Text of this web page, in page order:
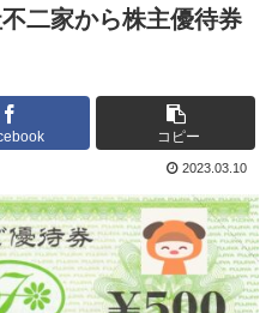
二家から株主優待券
コピー
2023.03.10